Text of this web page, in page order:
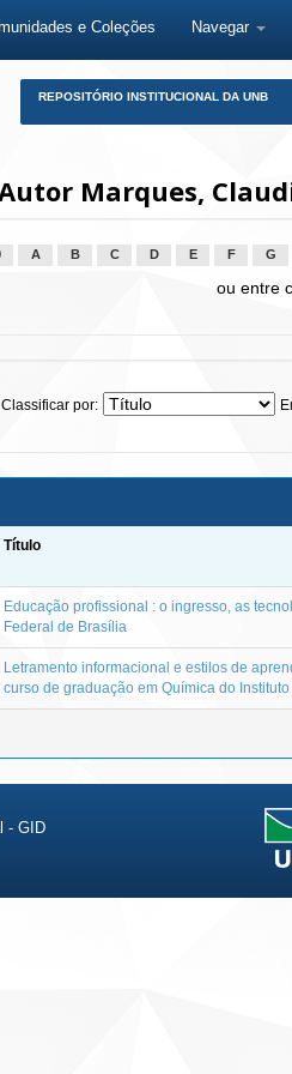
e Coleções Navegar
REPOSITÓRIO INSTITUCIONAL DA UNB
Marques,
A B C D E F G
ou entre
Classificar por:
Título
Educação profissional : o ingresso, as
Federal de Brasília
Letramento informacional e estilos de
curso de graduação em Química do
- GID